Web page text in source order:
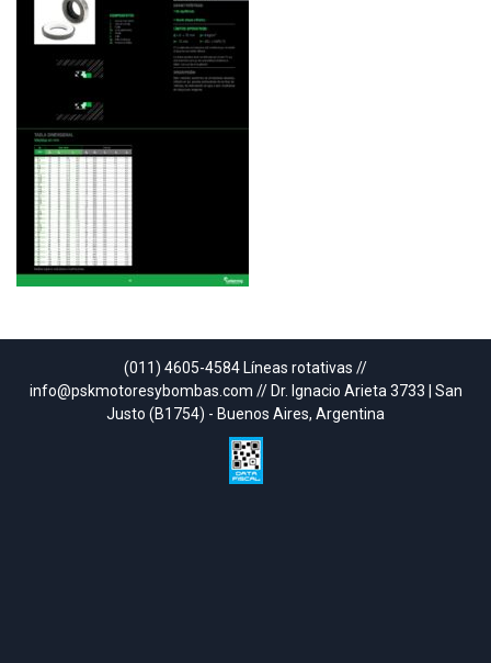
(011) 4605-4584 Líneas rotativas //
info@pskmotoresybombas.com // Dr. Ignacio Arieta 3733 | San
Justo (B1754) - Buenos Aires, Argentina